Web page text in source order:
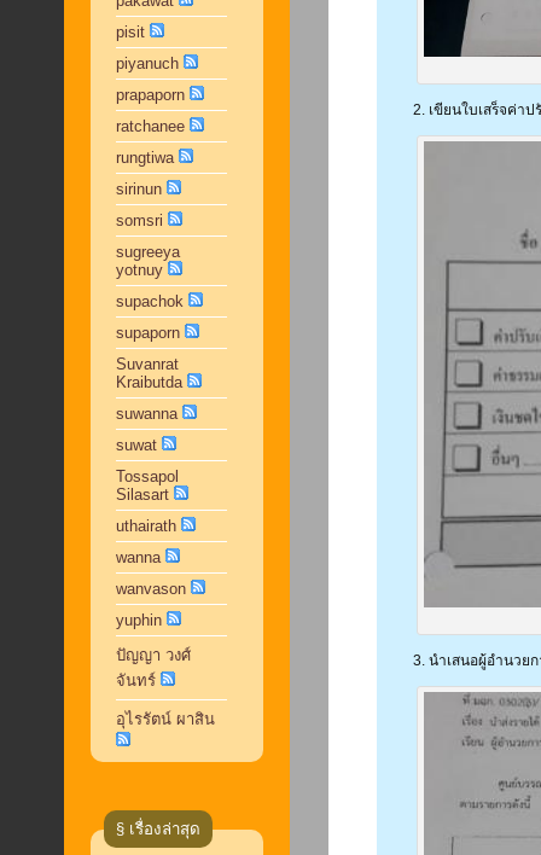
pisit
piyanuch
prapaporn
ratchanee
rungtiwa
sirinun
somsri
sugreeya
yotnuy
supachok
supaporn
Suvanrat
Kraibutda
suwanna
suwat
Tossapol
Silasart
uthairath
wanna
wanvason
yuphin
ปัญญา วงศ์
จันทร์
อุไรรัตน์ ผาสิน
§ เรื่องล่าสุด
2. เขียนใบเสร็จค่า
3. นำเสนอผู้อำนวย